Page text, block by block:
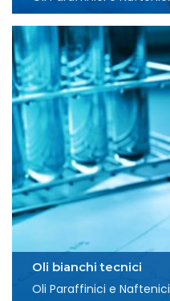
Oli bianchi tecnici
Oli Paraffinici e Naftenici